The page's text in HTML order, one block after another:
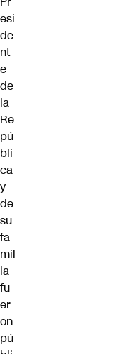
esi
de
nt
e
de
la
Re
pú
bli
ca
y
de
su
fa
mil
ia
fu
er
on
pú